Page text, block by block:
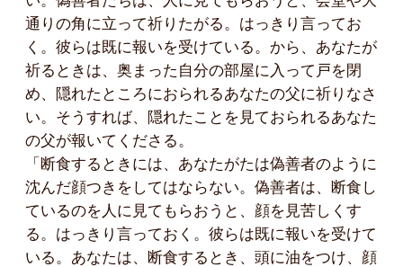
通りの角に立って祈りたがる。はっきり言ってお
く。彼らは既に報いを受けている。から、あなたが
祈るときは、奥まった自分の部屋に入って戸を閉
め、隠れたところにおられるあなたの父に祈りなさ
い。そうすれば、隠れたことを見ておられるあなた
の父が報いてくださる。
「断食するときには、あなたがたは偽善者のように
沈んだ顔つきをしてはならない。偽善者は、断食し
ているのを人に見てもらおうと、顔を見苦しくす
る。はっきり言っておく。彼らは既に報いを受けて
いる。あなたは、断食するとき、頭に油をつけ、顔